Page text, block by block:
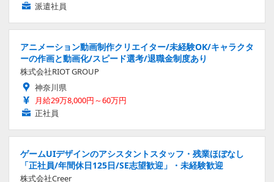
派遣社員
アニメーション動画制作クリエイター/未経験OK/キャラクタ
ーの作画と動画化/スピード選考/退職金制度あり
株式会社RIOT GROUP
神奈川県
月給29万8,000円～60万円
正社員
ゲームUIデザインのアシスタントスタッフ・残業ほぼなし
「正社員/年間休日125日/SE志望歓迎」・未経験歓迎
株式会社Creer